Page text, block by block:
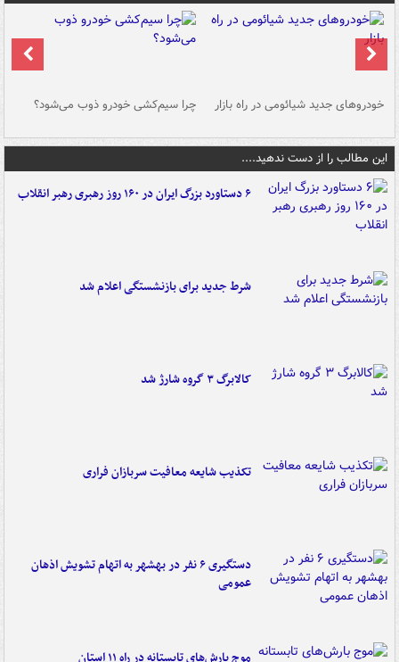
خودروهای جدید شیائومی در راه بازار چرا سیم‌کشی خودرو ذوب می‌شود؟
این مطالب را از دست ندهید....
۶ دستاورد بزرگ ایران در ۱۶۰ روز رهبری رهبر انقلاب
شرط جدید برای بازنشستگی اعلام شد
کالابرگ ۳ گروه شارژ شد
تکذیب شایعه معافیت سربازان فراری
دستگیری ۶ نفر در بهشهر به اتهام تشویش اذهان
عمومی
موج بارش‌های تابستانه در راه ۱۱ استان